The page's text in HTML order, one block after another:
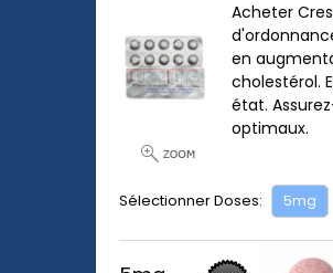
Acheter
en
cholestérol.
état.
optimaux.
Sélectionner Doses: 5mg